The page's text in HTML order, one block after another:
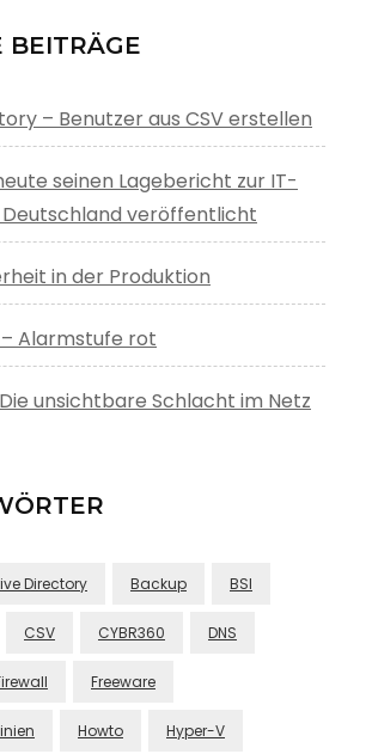
BEITRÄGE
– Benutzer aus CSV erstellen
seinen Lagebericht zur IT-
Deutschland veröffentlicht
in der Produktion
Alarmstufe rot
unsichtbare Schlacht im Netz
Directory Backup BSI
CSV CYBR360 DNS
Freeware
Howto Hyper-V